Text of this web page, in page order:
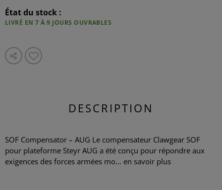
État du stock :
LIVRÉ EN 7 À 9 JOURS OUVRABLES
DESCRIPTION
SOF Compensator – AUG Le compensateur Clawgear SOF
pour plateforme Steyr AUG a été conçu pour répondre aux
exigences des forces armées mo... en savoir plus